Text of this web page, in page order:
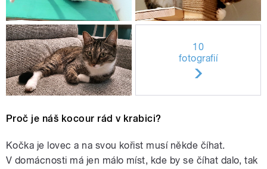
10
fotografií
Proč je náš kocour rád v krabici?
Kočka je lovec a na svou kořist musí někde číhat.
V domácnosti má jen málo míst, kde by se číhat dalo, tak